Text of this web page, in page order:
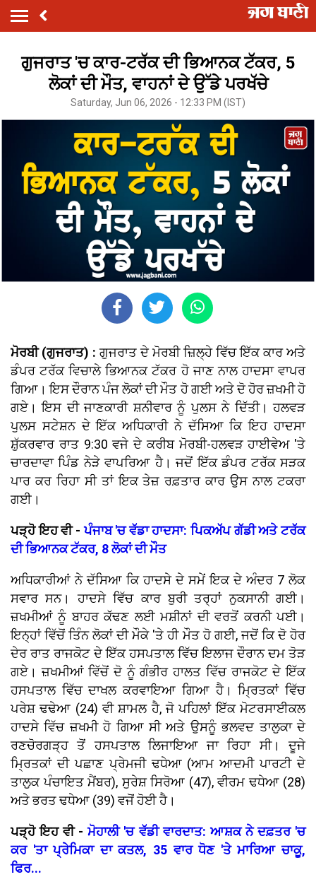
ਗੁਜਰਾਤ 'ਚ ਕਾਰ-ਟਰੱਕ ਦੀ ਭਿਆਨਕ ਟੱਕਰ, 5
ਲੋਕਾਂ ਦੀ ਮੌਤ, ਵਾਹਨਾਂ ਦੇ ਉੱਡੇ ਪਰਖੱਚੇ
Saturday, Jun 06, 2026 - 12:33 PM (IST)
ਮੋਰਬੀ (ਗੁਜਰਾਤ) : ਗੁਜਰਾਤ ਦੇ ਮੋਰਬੀ ਜ਼ਿਲ੍ਹੇ ਵਿੱਚ ਇੱਕ ਕਾਰ ਅਤੇ
ਡੰਪਰ ਟਰੱਕ ਵਿਚਾਲੇ ਭਿਆਨਕ ਟੱਕਰ ਹੋ ਜਾਣ ਨਾਲ ਹਾਦਸਾ ਵਾਪਰ
ਗਿਆ। ਇਸ ਦੌਰਾਨ ਪੰਜ ਲੋਕਾਂ ਦੀ ਮੌਤ ਹੋ ਗਈ ਅਤੇ ਦੋ ਹੋਰ ਜ਼ਖਮੀ ਹੋ
ਗਏ। ਇਸ ਦੀ ਜਾਣਕਾਰੀ ਸ਼ਨੀਵਾਰ ਨੂੰ ਪੁਲਸ ਨੇ ਦਿੱਤੀ। ਹਲਵੜ
ਪੁਲਸ ਸਟੇਸ਼ਨ ਦੇ ਇੱਕ ਅਧਿਕਾਰੀ ਨੇ ਦੱਸਿਆ ਕਿ ਇਹ ਹਾਦਸਾ
ਸ਼ੁੱਕਰਵਾਰ ਰਾਤ 9:30 ਵਜੇ ਦੇ ਕਰੀਬ ਮੋਰਬੀ-ਹਲਵੜ ਹਾਈਵੇਅ 'ਤੇ
ਚਾਰਦਾਵਾ ਪਿੰਡ ਨੇੜੇ ਵਾਪਰਿਆ ਹੈ। ਜਦੋਂ ਇੱਕ ਡੰਪਰ ਟਰੱਕ ਸੜਕ
ਪਾਰ ਕਰ ਰਿਹਾ ਸੀ ਤਾਂ ਇਕ ਤੇਜ਼ ਰਫ਼ਤਾਰ ਕਾਰ ਉਸ ਨਾਲ ਟਕਰਾ
ਗਈ।
ਪੜ੍ਹੋ ਇਹ ਵੀ -ਪੰਜਾਬ 'ਚ ਵੱਡਾ ਹਾਦਸਾ: ਪਿਕਅੱਪ ਗੱਡੀ ਅਤੇ ਟਰੱਕ
ਦੀ ਭਿਆਨਕ ਟੱਕਰ, 8 ​​ਲੋਕਾਂ ਦੀ ਮੌਤ
ਅਧਿਕਾਰੀਆਂ ਨੇ ਦੱਸਿਆ ਕਿ ਹਾਦਸੇ ਦੇ ਸਮੇਂ ਇਕ ਦੇ ਅੰਦਰ 7 ਲੋਕ
ਸਵਾਰ ਸਨ। ਹਾਦਸੇ ਵਿੱਚ ਕਾਰ ਬੁਰੀ ਤਰ੍ਹਾਂ ਨੁਕਸਾਨੀ ਗਈ।
ਜ਼ਖਮੀਆਂ ਨੂੰ ਬਾਹਰ ਕੱਢਣ ਲਈ ਮਸ਼ੀਨਾਂ ਦੀ ਵਰਤੋਂ ਕਰਨੀ ਪਈ।
ਇਨ੍ਹਾਂ ਵਿੱਚੋਂ ਤਿੰਨ ਲੋਕਾਂ ਦੀ ਮੌਕੇ 'ਤੇ ਹੀ ਮੌਤ ਹੋ ਗਈ, ਜਦੋਂ ਕਿ ਦੋ ਹੋਰ
ਦੇਰ ਰਾਤ ਰਾਜਕੋਟ ਦੇ ਇੱਕ ਹਸਪਤਾਲ ਵਿੱਚ ਇਲਾਜ ਦੌਰਾਨ ਦਮ ਤੋੜ
ਗਏ। ਜ਼ਖਮੀਆਂ ਵਿੱਚੋਂ ਦੋ ਨੂੰ ਗੰਭੀਰ ਹਾਲਤ ਵਿੱਚ ਰਾਜਕੋਟ ਦੇ ਇੱਕ
ਹਸਪਤਾਲ ਵਿੱਚ ਦਾਖਲ ਕਰਵਾਇਆ ਗਿਆ ਹੈ। ਮ੍ਰਿਤਕਾਂ ਵਿੱਚ
ਪਰੇਸ਼ ਢਢੇਆ (24) ਵੀ ਸ਼ਾਮਲ ਹੈ, ਜੋ ਪਹਿਲਾਂ ਇੱਕ ਮੋਟਰਸਾਈਕਲ
ਹਾਦਸੇ ਵਿੱਚ ਜ਼ਖਮੀ ਹੋ ਗਿਆ ਸੀ ਅਤੇ ਉਸਨੂੰ ਭਲਵਦ ਤਾਲੁਕਾ ਦੇ
ਰਣਚੋਰਗੜ੍ਹ ਤੋਂ ਹਸਪਤਾਲ ਲਿਜਾਇਆ ਜਾ ਰਿਹਾ ਸੀ। ਦੂਜੇ
ਮ੍ਰਿਤਕਾਂ ਦੀ ਪਛਾਣ ਪ੍ਰੇਮਜੀ ਢਧੇਆ (ਆਮ ਆਦਮੀ ਪਾਰਟੀ ਦੇ
ਤਾਲੁਕ ਪੰਚਾਇਤ ਮੈਂਬਰ), ਸੁਰੇਸ਼ ਸਿਰੋਆ (47), ਵੀਰਮ ਢਧੇਆ (28)
ਅਤੇ ਭਰਤ ਢਧੇਆ (39) ਵਜੋਂ ਹੋਈ ਹੈ।
ਪੜ੍ਹੋ ਇਹ ਵੀ -ਮੋਹਾਲੀ 'ਚ ਵੱਡੀ ਵਾਰਦਾਤ: ਆਸ਼ਕ ਨੇ ਦਫ਼ਤਰ 'ਚ
ਕਰ 'ਤਾ ਪ੍ਰੇਮਿਕਾ ਦਾ ਕਤਲ, 35 ਵਾਰ ਧੋਣ 'ਤੇ ਮਾਰਿਆ ਚਾਕੂ,
ਫਿਰ...